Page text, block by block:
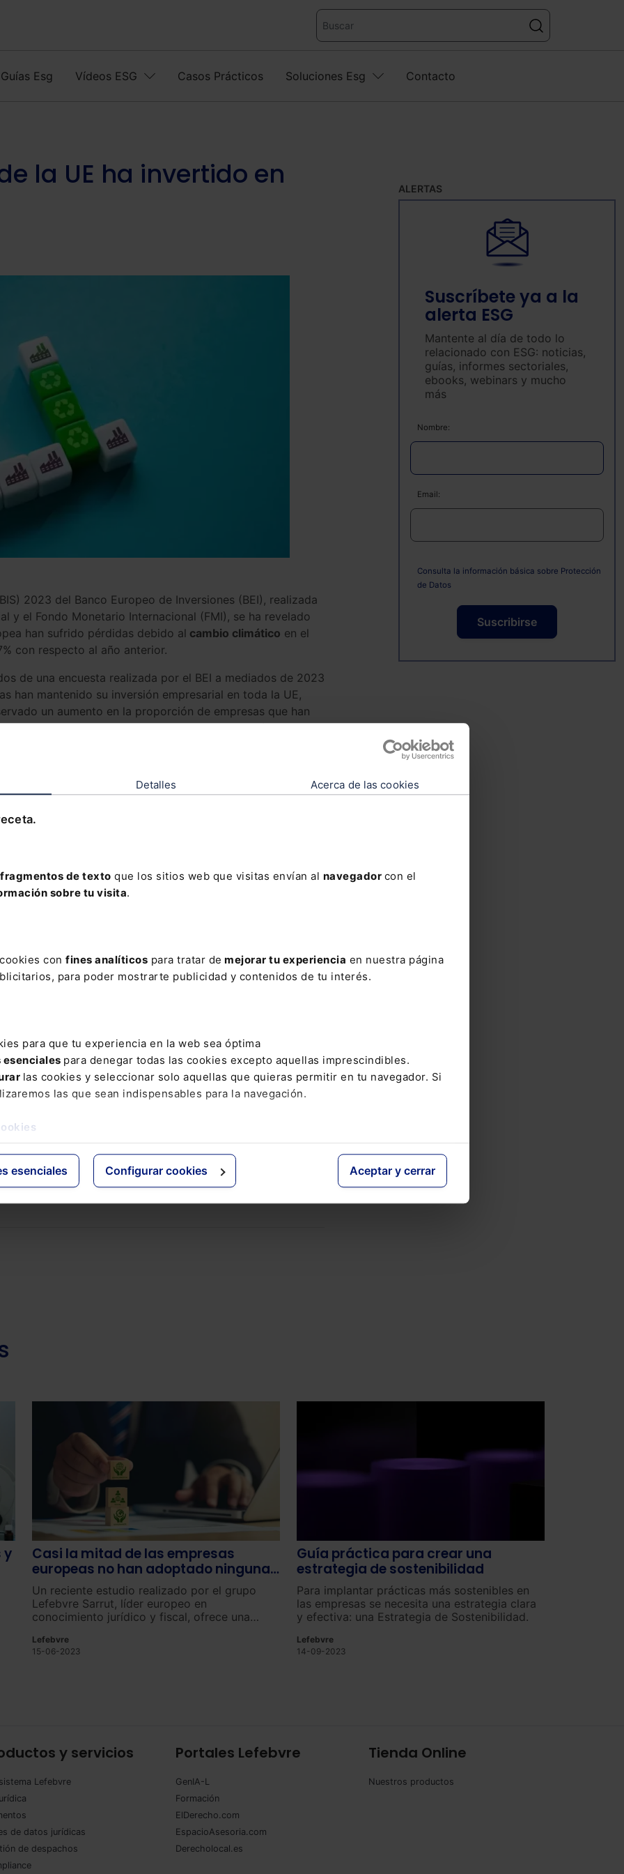
Detalles Acerca de las cookies
de texto que los sitios web que visitas envían al navegador con el
sobre tu visita.
con fines analíticos para tratar de mejorar tu experiencia en nuestra página
para poder mostrarte publicidad y contenidos de tu interés.
para que tu experiencia en la web sea óptima
esenciales para denegar todas las cookies excepto aquellas imprescindibles.
las cookies y seleccionar solo aquellas que quieras permitir en tu navegador. Si
las que sean indispensables para la navegación.
esenciales Configurar cookies Aceptar y cerrar
Guías Esg Vídeos ESG Casos Prácticos Soluciones Esg Contacto
la UE ha invertido en
IS) 2023 del Banco Europeo de Inversiones (BEI), realizada
y el Fondo Monetario Internacional (FMI), se ha revelado
a han sufrido pérdidas debido al cambio climático en el
% con respecto al año anterior.
de una encuesta realizada por el BEI a mediados de 2023
han mantenido su inversión empresarial en toda la UE,
ado un aumento en la proporción de empresas que han
similaresalosanterioresalapandemia,ytambiénun
lasempresas
ido
un 29%
edordel 80%delasempresasdela UEobtuv ieron
quelaproporción deempresas
financiera ,sehanotadounaumentoenlasdificultades para
conEstadosUnidos.Actualmente,alred edordel
alesavanzadas, loquemuestra unatendenciade
negativasobreelcl imapolíticoy económ ico futuro,con
definanciaciónyunareduccióngradualenlas
iva neg ativa sobreel a financ
ultadpara encontrarpersonalcualificado
ALERTAS
Suscríbete ya a la
alerta ESG
Mantente al día de todo lo
relacionado con ESG: noticias,
guías, informes sectoriales,
ebooks, webinars y mucho
más
Nombre:
Email:
Consulta la información básica sobre Protección
de Datos
Suscribirse
y
Casi la mitad de las empresas
europeas no han adoptado ninguna
medida, a pesar de que la CSRD
entra en vigor en 2024
Un reciente estudio realizado por el grupo
Lefebvre Sarrut, líder europeo en
conocimiento jurídico y fiscal, ofrece una
empresas en relación con los criterios ESG
(ambientales, sociales y de gobernanza).
Lefebvre
15-06-2023
Guía práctica para crear una
estrategia de sostenibilidad
Para implantar prácticas más sostenibles en
las empresas se necesita una estrategia clara
y efectiva: una Estrategia de Sostenibilidad.
Lefebvre
14-09-2023
y servicios
Lefebvre
de datos jurídicas
de despachos
Portales Lefebvre
GenIA-L
Formación
ElDerecho.com
EspacioAsesoria.com
Derecholocal.es
Tienda Online
Nuestros productos